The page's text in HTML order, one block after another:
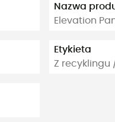
Nazwa
Elevation
Etykieta
Z recyklingu